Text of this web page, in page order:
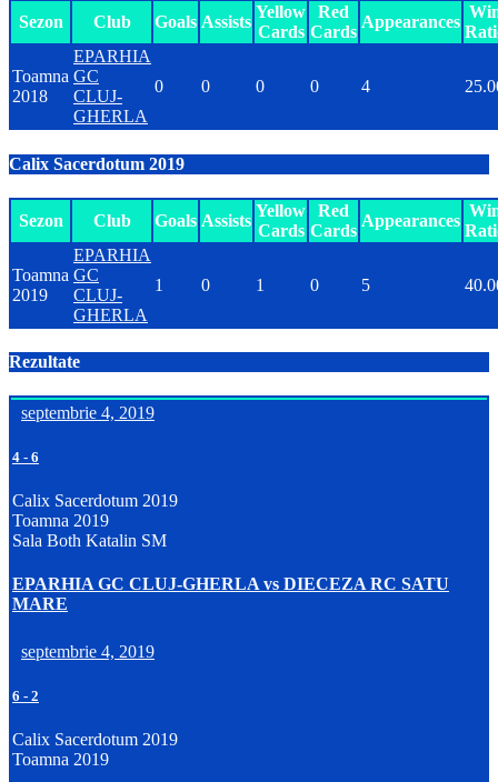
Sezon Club Goals Assists
Yellow
Cards
Red
Cards
Appearances
Toamna
2018
EPARHIA
GC
CLUJ-
GHERLA
0 0 0 0 4
Calix Sacerdotum 2019
Sezon Club Goals Assists
Yellow
Cards
Red
Cards
Appearances
Toamna
2019
EPARHIA
GC
CLUJ-
GHERLA
1 0 1 0 5
Rezultate
septembrie 4, 2019
4 - 6
Calix Sacerdotum 2019
Toamna 2019
Sala Both Katalin SM
EPARHIA GC CLUJ-GHERLA vs DIECEZA RC SATU
MARE
septembrie 4, 2019
6 - 2
Calix Sacerdotum 2019
Toamna 2019